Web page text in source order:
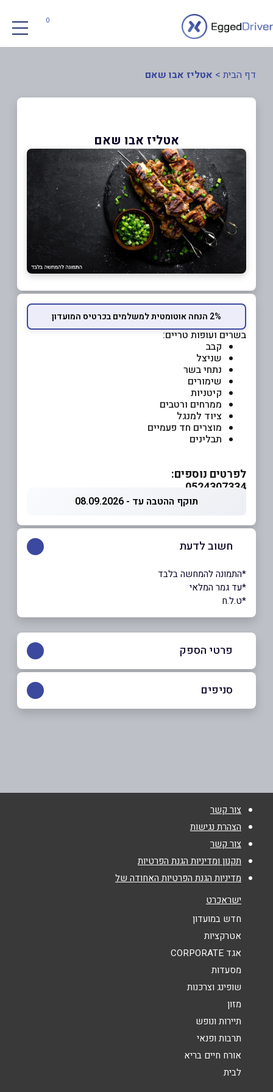
0
דף הבית > אטליז אבו שאם
אטליז אבו שאם
2% הנחה אוטומטית למשלמים בכרטיס המועדון
בשרים ועופות טריים:
קבב
שניצל
נתחי בשר
שימורים
קיטניות
ממרחים ורטבים
ציוד למנגל
מוצרים חד פעמיים
תבלינים
לפרטים נוספים:
0524307334
תוקף ההטבה עד - 08.09.2026
חשוב לדעת
*התמונה להמחשה בלבד
*עד גמר המלאי
*ט.ל.ח
פרטי הספק
נושא*
אנא חזרו אלי בקשר ל...
סניפים
צור קשר
הצהרת נגישות
צור קשר
תקנון ומדיניות הגנת הפרטיות
מדיניות הגנת הפרטיות האחודה של
ישראכרט
חדש במועדון
אטרקציות
אגד CORPORATE
מסעדות
שופינג וצרכנות
מזון
תיירות ונופש
תרבות ופנאי
אורח חיים בריא
לבית